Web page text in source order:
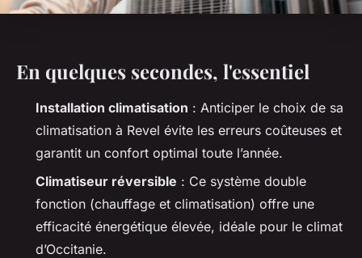
En quelques secondes, l'essentiel
Installation climatisation : Anticiper le choix de sa
climatisation à Revel évite les erreurs coûteuses et
garantit un confort optimal toute l’année.
Climatiseur réversible : Ce système double
fonction (chauffage et climatisation) offre une
efficacité énergétique élevée, idéale pour le climat
d’Occitanie.